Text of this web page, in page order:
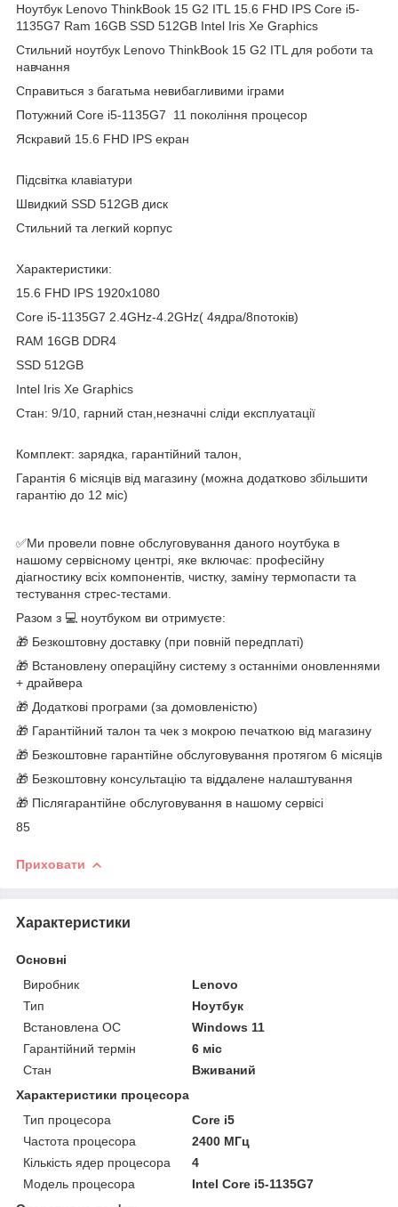
Ноутбук Lenovo ThinkBook 15 G2 ITL 15.6 FHD IPS Core i5-
1135G7 Ram 16GB SSD 512GB Intel Iris Xe Graphics
Стильний ноутбук Lenovo ThinkBook 15 G2 ITL для роботи та
навчання
Cправиться з багатьма невибагливими іграми
Потужний Core i5-1135G7 11 покоління процесор
Яскравий 15.6 FHD IPS екран
Підсвітка клавіатури
Швидкий SSD 512GB диск
Стильний та легкий корпус
Характеристики:
15.6 FHD IPS 1920x1080
Core i5-1135G7 2.4GHz-4.2GHz( 4ядра/8потоків)
RAM 16GB DDR4
SSD 512GB
Intel Iris Xe Graphics
Стан: 9/10, гарний стан,незначні сліди експлуатації
Комплект: зарядка, гарантійний талон,
Гарантія 6 місяців від магазину (можна додатково збільшити
гарантію до 12 міс)
✅Ми провели повне обслуговування даного ноутбука в
нашому сервісному центрі, яке включає: професійну
діагностику всіх компонентів, чистку, заміну термопасти та
тестування стрес-тестами.
Разом з 💻 ноутбуком ви отримуєте:
🎁 Безкоштовну доставку (при повній передплаті)
🎁 Встановлену операційну систему з останніми оновленнями
+ драйвера
🎁 Додаткові програми (за домовленістю)
🎁 Гарантійний талон та чек з мокрою печаткою від магазину
🎁 Безкоштовне гарантійне обслуговування протягом 6 місяців
🎁 Безкоштовну консультацію та віддалене налаштування
🎁 Післягарантійне обслуговування в нашому сервісі
85
Приховати
Характеристики
Основні
Виробник
Lenovo
Тип
Ноутбук
Встановлена ОС
Windows 11
Гарантійний термін
6 міс
Стан
Вживаний
Характеристики процесора
Тип процесора
Core i5
Частота процесора
2400 МГц
Кількість ядер процесора
4
Модель процесора
Intel Core i5-1135G7